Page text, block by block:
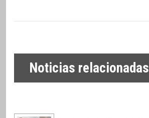
Noticias relacionadas